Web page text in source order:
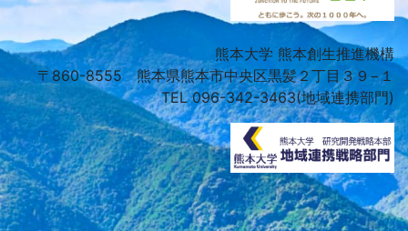
熊本大学 熊本創生推進機構
〒860-8555 熊本県熊本市中央区黒髪２丁目３９−１
TEL 096-342-3463(地域連携部門)